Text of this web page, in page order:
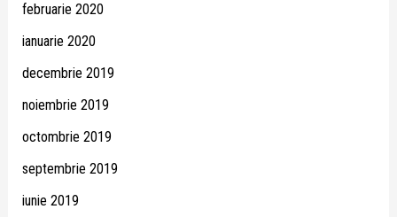
februarie 2020
ianuarie 2020
decembrie 2019
noiembrie 2019
octombrie 2019
septembrie 2019
iunie 2019